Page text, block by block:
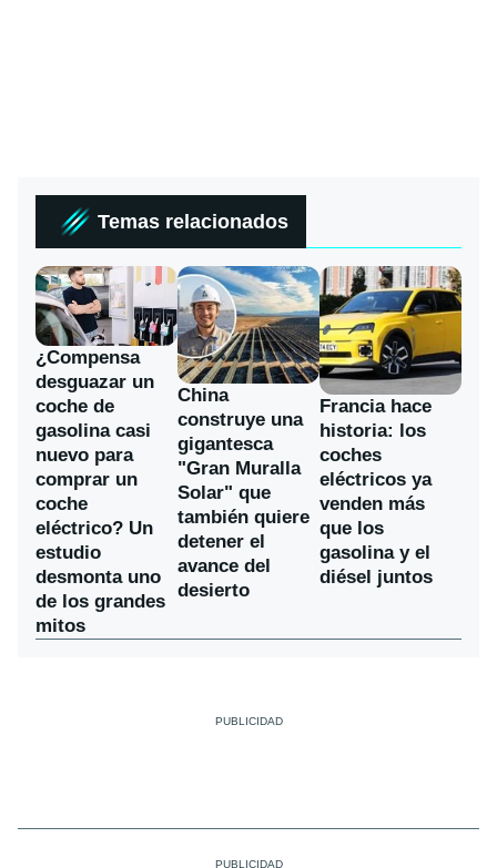
Temas relacionados
¿Compensa
desguazar un
coche de
gasolina casi
nuevo para
comprar un
coche
eléctrico? Un
estudio
desmonta uno
de los grandes
mitos
China
construye una
gigantesca
"Gran Muralla
Solar" que
también quiere
detener el
avance del
desierto
Francia hace
historia: los
coches
eléctricos ya
venden más
que los
gasolina y el
diésel juntos